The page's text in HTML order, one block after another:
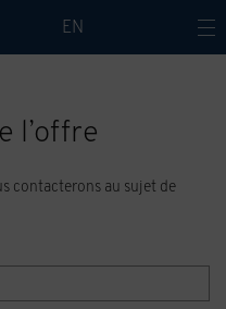
EN
l’offre
contacterons au sujet de